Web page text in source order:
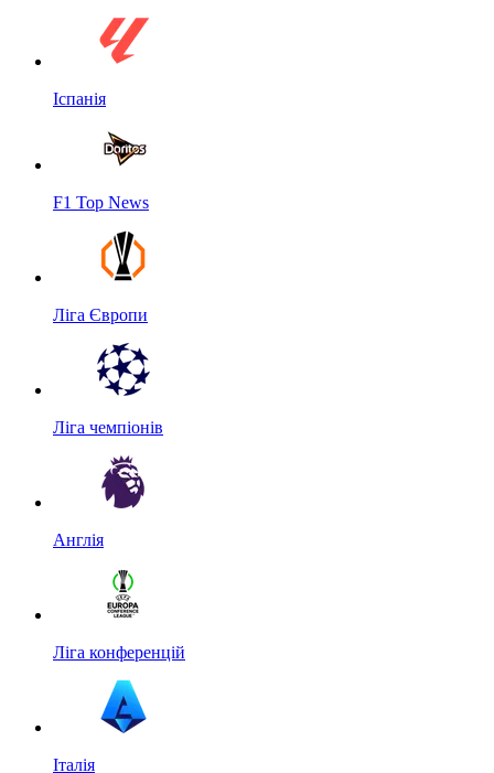
Іспанія
F1 Top News
Ліга Європи
Ліга чемпіонів
Англія
Ліга конференцій
Італія